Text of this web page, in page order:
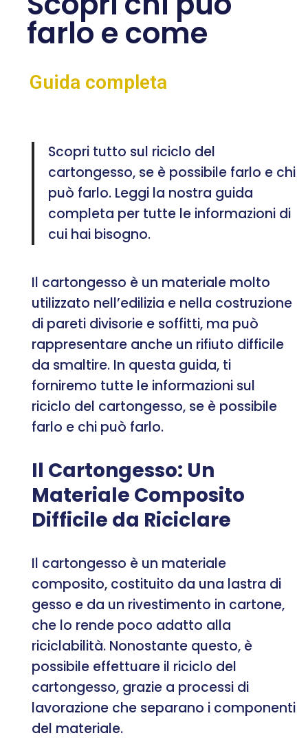
farlo e come
Guida completa
Scopri tutto sul riciclo del
cartongesso, se è possibile farlo e chi
può farlo. Leggi la nostra guida
completa per tutte le informazioni di
cui hai bisogno.
Il cartongesso è un materiale molto
utilizzato nell’edilizia e nella costruzione
di pareti divisorie e soffitti, ma può
rappresentare anche un rifiuto difficile
da smaltire. In questa guida, ti
forniremo tutte le informazioni sul
riciclo del cartongesso, se è possibile
farlo e chi può farlo.
Il Cartongesso: Un
Materiale Composito
Difficile da Riciclare
Il cartongesso è un materiale
composito, costituito da una lastra di
gesso e da un rivestimento in cartone,
che lo rende poco adatto alla
riciclabilità. Nonostante questo, è
possibile effettuare il riciclo del
cartongesso, grazie a processi di
lavorazione che separano i componenti
del materiale.